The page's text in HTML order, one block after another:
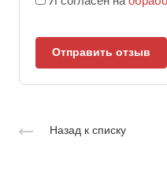
Отправить отзыв
Назад к списку